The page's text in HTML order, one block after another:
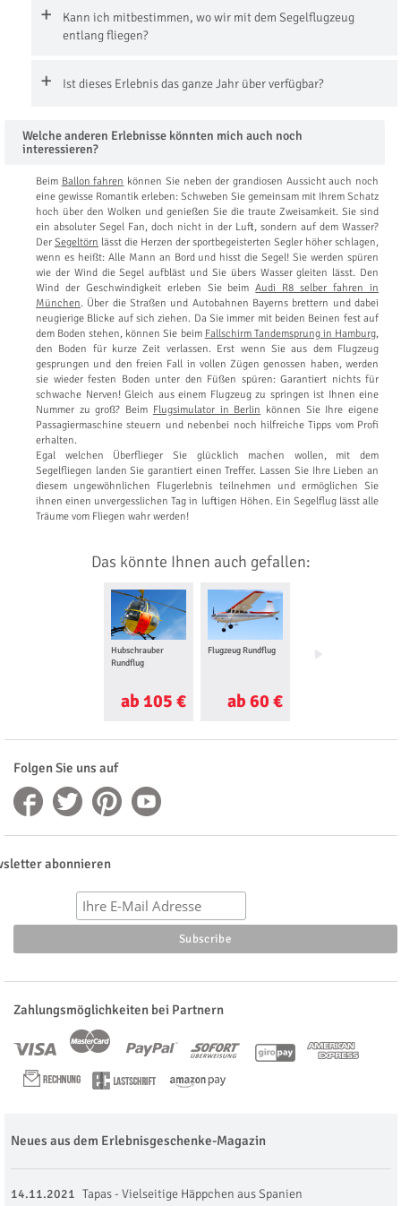
Kann ich mitbestimmen, wo wir mit dem Segelflugzeug
entlang fliegen?
Ist dieses Erlebnis das ganze Jahr über verfügbar?
Welche anderen Erlebnisse könnten mich auch noch
interessieren?
Beim Ballon fahren können Sie neben der grandiosen Aussicht auch noch
eine gewisse Romantik erleben: Schweben Sie gemeinsam mit Ihrem Schatz
hoch über den Wolken und genießen Sie die traute Zweisamkeit. Sie sind
ein absoluter Segel Fan, doch nicht in der Luft, sondern auf dem Wasser?
Der Segeltörn lässt die Herzen der sportbegeisterten Segler höher schlagen,
wenn es heißt: Alle Mann an Bord und hisst die Segel! Sie werden spüren
wie der Wind die Segel aufbläst und Sie übers Wasser gleiten lässt. Den
Wind der Geschwindigkeit erleben Sie beimAudi R8 selber fahren in
München. Über die Straßen und Autobahnen Bayerns brettern und dabei
neugierige Blicke auf sich ziehen. Da Sie immer mit beiden Beinen fest auf
dem Boden stehen, können Sie beim Fallschirm Tandemsprung in Hamburg,
den Boden für kurze Zeit verlassen. Erst wenn Sie aus dem Flugzeug
gesprungen und den freien Fall in vollen Zügen genossen haben, werden
sie wieder festen Boden unter den Füßen spüren: Garantiert nichts für
schwache Nerven! Gleich aus einem Flugzeug zu springen ist Ihnen eine
Nummer zu groß? Beim Flugsimulator in Berlin können Sie Ihre eigene
Passagiermaschine steuern und nebenbei noch hilfreiche Tipps vom Profi
erhalten.
Egal welchen Überflieger Sie glücklich machen wollen, mit dem
Segelfliegen landen Sie garantiert einen Treffer. Lassen Sie Ihre Lieben an
diesem ungewöhnlichen Flugerlebnis teilnehmen und ermöglichen Sie
ihnen einen unvergesslichen Tag in luftigen Höhen. Ein Segelflug lässt alle
Träume vom Fliegen wahr werden!
Das könnte Ihnen auch gefallen:
Hubschrauber
Rundflug
ab 105 €
Flugzeug Rundflug
ab 60 €
Gleitschirmkurs
Folgen Sie uns auf
abonnieren
Zahlungsmöglichkeiten bei Partnern
Neues aus dem Erlebnisgeschenke-Magazin
14.11.2021 Tapas - Vielseitige Häppchen aus Spanien